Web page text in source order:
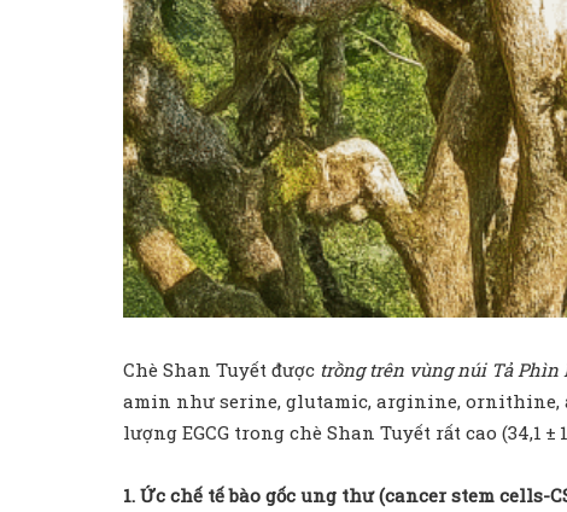
Chè Shan Tuyết được trồng trên vùng núi Tả Phìn
amin như serine, glutamic, arginine, ornithine,
lượng EGCG trong chè Shan Tuyết rất cao
1. Ức chế tế bào gốc ung thư (cancer stem cells-